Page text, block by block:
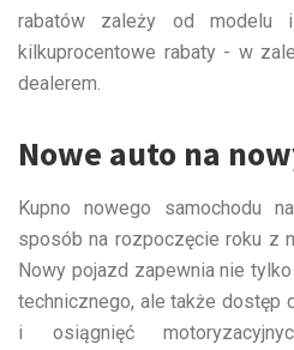
rabatów zależy od modelu
kilkuprocentowe rabaty - w
dealerem.
Nowe auto na
Kupno nowego samochodu
sposób na rozpoczęcie roku z
Nowy pojazd zapewnia nie
technicznego, ale także dostęp
i osiągnięć